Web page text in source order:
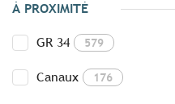
À PROXIMITÉ
GR 34 579
Canaux 176